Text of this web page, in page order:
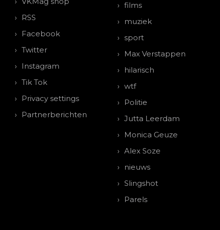
RSS
Facebook
Twitter
Instagram
Tik Tok
Privacy settings
Partnerberichten
films
muziek
sport
Max Verstappen
hilarisch
wtf
Politie
Jutta Leerdam
Monica Geuze
Alex Soze
nieuws
Slingshot
Parels